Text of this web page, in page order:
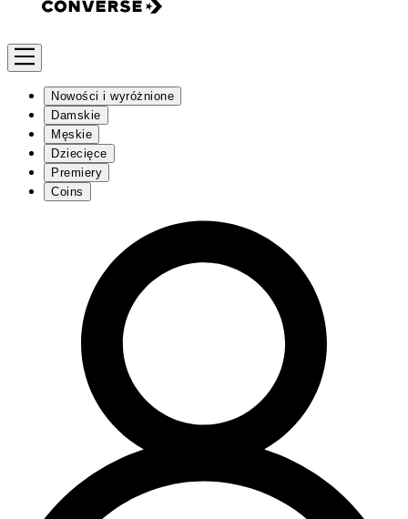
Nowości i wyróżnione
Damskie
Męskie
Dziecięce
Premiery
Coins